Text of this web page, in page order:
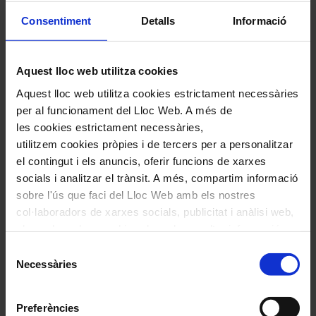
Consentiment Detalls Informació
Aquest lloc web utilitza cookies
Aquest lloc web utilitza cookies estrictament necessàries
per al funcionament del Lloc Web. A més de
les cookies estrictament necessàries,
utilitzem cookies pròpies i de tercers per a personalitzar
el contingut i els anuncis, oferir funcions de xarxes
socials i analitzar el trànsit. A més, compartim informació
sobre l'ús que faci del Lloc Web amb els nostres
col·laboradors de xarxes socials, publicitat i anàlisi web,
de l'ús que hagi fet dels seus serveis. En el quadre
inferior pot “Permetre totes les cookies” o seleccionar el
"Permetre la selecció". Si vol més informació visiti la
Necessàries
Preferències
Comparteix aquest article
Compártelo en Facebook
Compártelo en Twitter
Compártelo per Email
Compártelo per Whatsapp
Navegar
També et pot interessar